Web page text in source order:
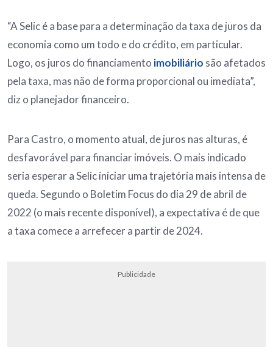
“A Selic é a base para a determinação da taxa de juros da
economia como um todo e do crédito, em particular.
Logo, os juros do financiamento imobiliário são afetados
pela taxa, mas não de forma proporcional ou imediata”,
diz o planejador financeiro.
Para Castro, o momento atual, de juros nas alturas, é
desfavorável para financiar imóveis. O mais indicado
seria esperar a Selic iniciar uma trajetória mais intensa de
queda. Segundo o Boletim Focus do dia 29 de abril de
2022 (o mais recente disponível), a expectativa é de que
a taxa comece a arrefecer a partir de 2024.
Publicidade